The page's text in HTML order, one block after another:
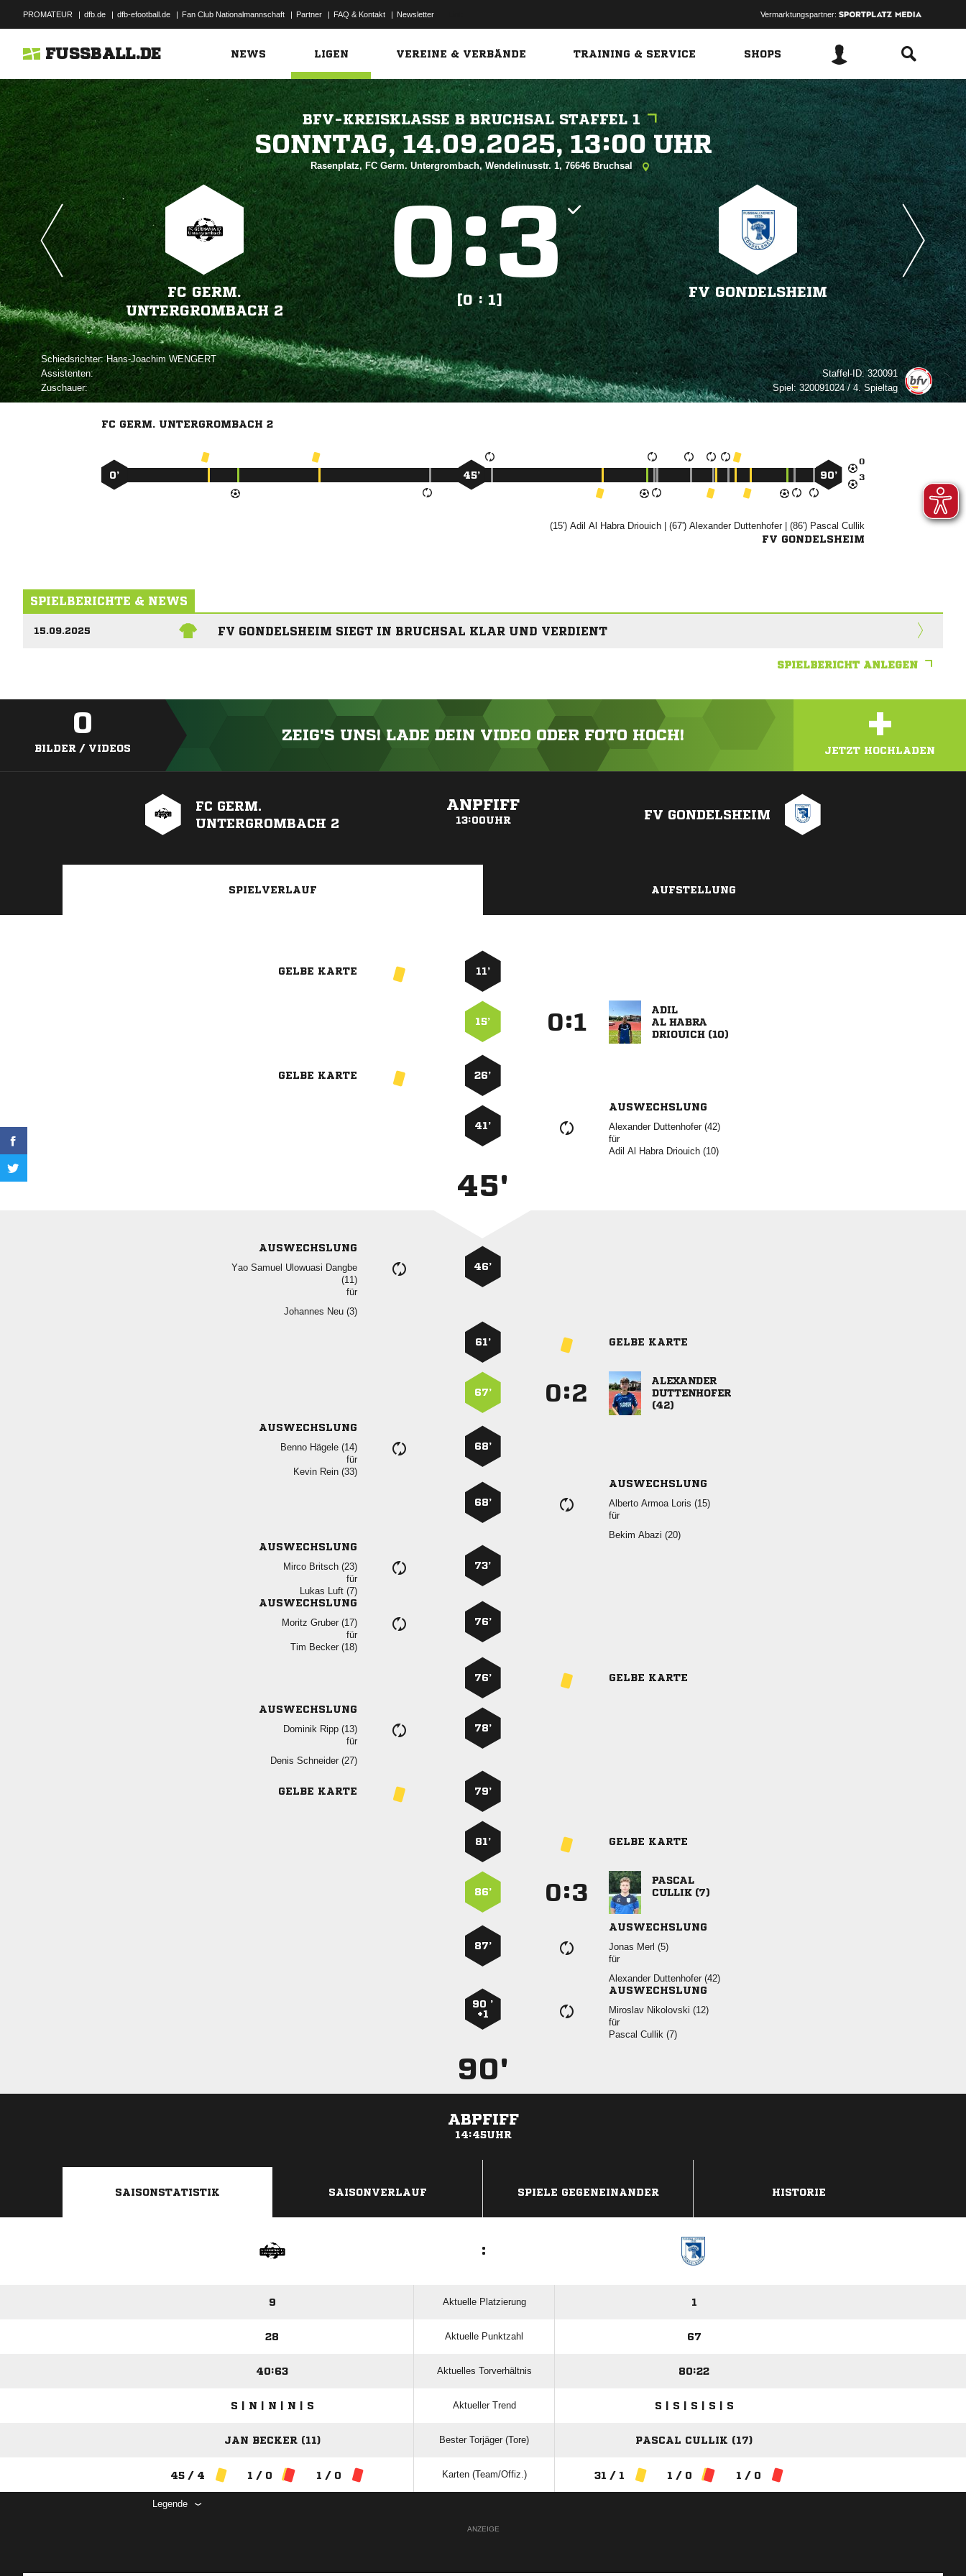
PROMATEUR | dfb.de | dfb-efootball.de | Fan Club Nationalmannschaft | Partner | FAQ & Kontakt | Newsletter Vermarktungspartner:
FUSSBALL.DE NEWS LIGEN VEREINE & VERBÄNDE TRAINING & SERVICE SHOPS
BFV-KREISKLASSE B BRUCHSAL STAFFEL 1
   
Rasenplatz, FC Germ. Untergrombach, Wendelinusstr. 1, 76646 Bruchsal
FC GERM.
UNTERGROMBACH 2
:
[0 : 1]
FV GONDELSHEIM
Schiedsrichter: 
Assistenten:
Zuschauer:
Staffel-ID:320091
Spiel:320091024 / 4. Spieltag
FC GERM. UNTERGROMBACH 2


0’ 45’ 90’
(15')    | (67') | (86')  
FV GONDELSHEIM
SPIELBERICHTE & NEWS
15.09.2025 FV GONDELSHEIM SIEGT IN BRUCHSAL KLAR UND VERDIENT
SPIELBERICHT ANLEGEN
0
BILDER / VIDEOS
ZEIG'S UNS! LADE DEIN VIDEO ODER FOTO HOCH! +
JETZT HOCHLADEN
FC GERM.
UNTERGROMBACH 2
ANPFIFF
13:00UHR FV GONDELSHEIM
SPIELVERLAUF AUFSTELLUNG
GELBE KARTE 11’
15’ :

 
 
GELBE KARTE 26’
41’
AUSWECHSLUNG
  
für
    
45'
AUSWECHSLUNG
   

für
  
46’
61’ GELBE KARTE
67’ :



AUSWECHSLUNG
  
für
  
68’
68’
AUSWECHSLUNG
   
für
  
AUSWECHSLUNG
  
für
  
73’
AUSWECHSLUNG
  
für
  
76’
76’ GELBE KARTE
AUSWECHSLUNG
  
für
  
78’
GELBE KARTE 79’
81’ GELBE KARTE
86’ :

 
87’
AUSWECHSLUNG
  
für
  
90 ’
+1
AUSWECHSLUNG
  
für
  
90'
ABPFIFF
14:45UHR
SAISONSTATISTIK SAISONVERLAUF SPIELE GEGENEINANDER HISTORIE
:
9 Aktuelle Platzierung 1
28 Aktuelle Punktzahl 67
40:63 Aktuelles Torverhältnis 80:22
S | N | N | N | S Aktueller Trend S | S | S | S | S
JAN BECKER (11) Bester Torjäger (Tore) PASCAL CULLIK (17)
45 / 4 1 / 0 1 / 0 Karten (Team/Offiz.) 31 / 1 1 / 0 1 / 0
Legende
ANZEIGE